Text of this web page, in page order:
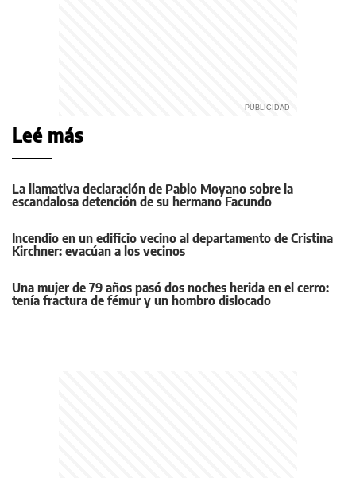
Leé más
La llamativa declaración de Pablo Moyano sobre la
escandalosa detención de su hermano Facundo
Incendio en un edificio vecino al departamento de Cristina
Kirchner: evacúan a los vecinos
Una mujer de 79 años pasó dos noches herida en el cerro:
tenía fractura de fémur y un hombro dislocado